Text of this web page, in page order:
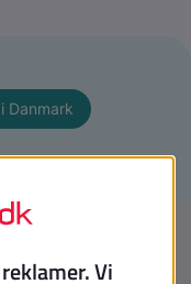
Danmark